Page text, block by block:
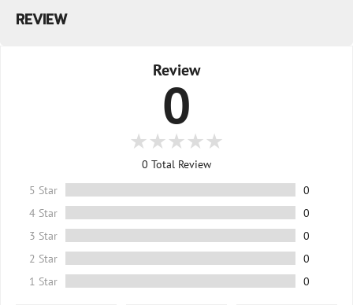
REVIEW
Review
0
0 Total Review
5 Star
0
4 Star
0
3 Star
0
2 Star
0
1 Star
0